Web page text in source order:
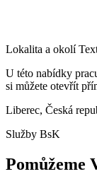
Lokalita a okolí
U této nabídky
si můžete otevřít
Liberec, Česká
Služby BsK
Pomůžeme